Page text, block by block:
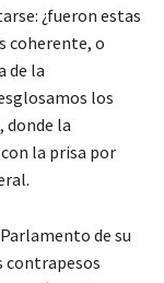
¿fueron estas
coherente, o
de la
los
donde la
la prisa por